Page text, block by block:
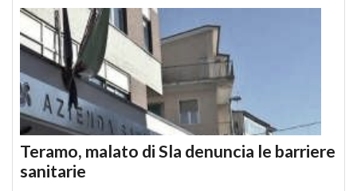
Teramo, malato di Sla denuncia le barriere
sanitarie